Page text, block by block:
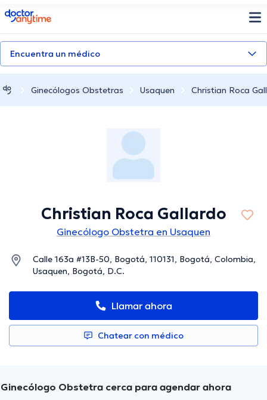
doctoranytime
Encuentra un médico
Ginecólogos Obstetras Usaquen Christian Roca
Christian Roca Gallardo
Ginecólogo Obstetra en Usaquen
Calle 163a #13B-50, Bogotá, 110131, Bogotá, Colombia,
Usaquen, Bogotá, D.C.
Llamar ahora
Chatear con médico
Ginecólogo Obstetra cerca para agendar ahora